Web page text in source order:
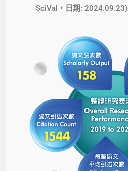
SciVal，日期: 2024.09.23)